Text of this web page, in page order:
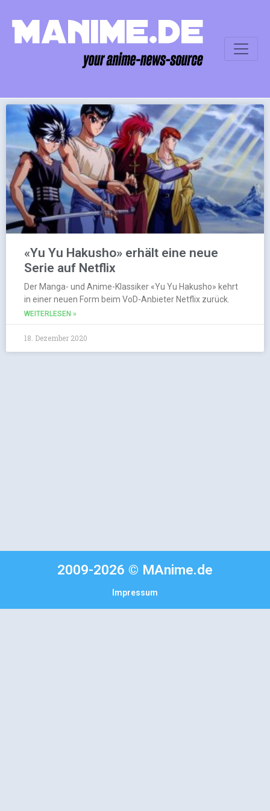
«Yu Yu Hakusho» erhält eine neue
Serie auf Netflix
Der Manga- und Anime-Klassiker «Yu Yu Hakusho» kehrt
in einer neuen Form beim VoD-Anbieter Netflix zurück.
WEITERLESEN »
18. Dezember 2020
2009-2026 © MAnime.de
Impressum